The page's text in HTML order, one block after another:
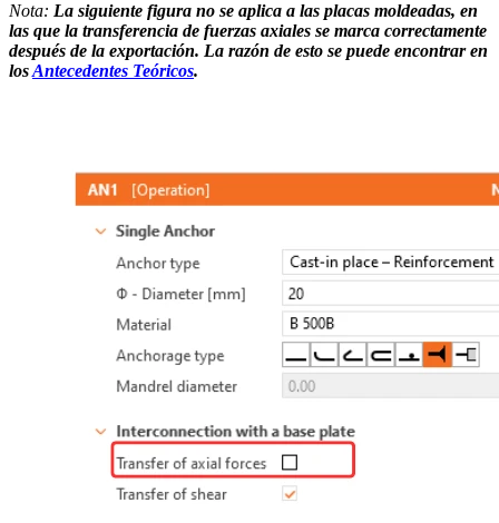
Nota: La siguiente figura no se aplica a las placas moldeadas, en
las que la transferencia de fuerzas axiales se marca correctamente
después de la exportación. La razón de esto se puede encontrar en
losAntecedentes Teóricos.